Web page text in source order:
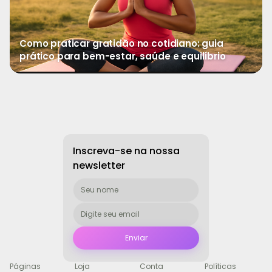
Como praticar gratidão no cotidiano: guia
prático para bem-estar, saúde e equilíbrio
Ver mais→
Inscreva-se na nossa
newsletter
Páginas Loja Conta Políticas